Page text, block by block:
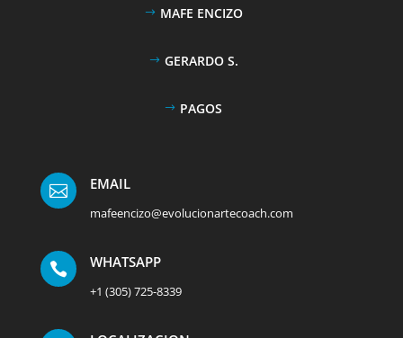
MAFE ENCIZO
GERARDO S.
PAGOS
 EMAIL
mafeencizo@evolucionartecoach.com
 WHATSAPP
+1 (305) 725-8339